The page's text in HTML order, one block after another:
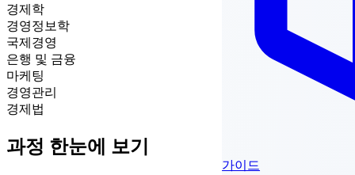
가이드
경제학
경영정보학
국제경영
은행 및 금융
마케팅
경영관리
경제법
과정 한눈에 보기